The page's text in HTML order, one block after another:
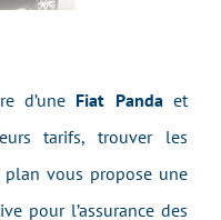
d’une Fiat Pandaet
tarifs, trouver les
plan vous propose une
pour l’assurance des